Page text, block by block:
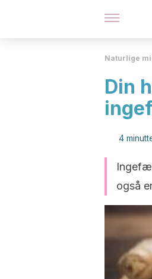
Naturlige
Din
4
også